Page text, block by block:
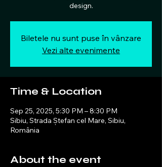
design.
Biletele nu sunt puse în vânzare
Vezi alte evenimente
Time & Location
Sep 25, 2025, 5:30 PM – 8:30 PM
Sibiu, Strada Ștefan cel Mare, Sibiu,
România
About the event